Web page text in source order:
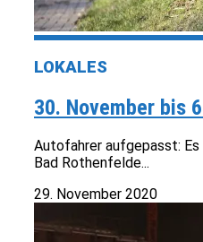
LOKALES
30. November bis
Autofahrer aufgepasst:
Bad Rothenfelde...
29. November 2020